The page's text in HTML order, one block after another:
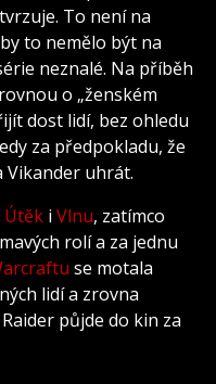
To není na
to nemělo být na
neznalé. Na příběh
o „ženském
dost lidí, bez ohledu
za předpokladu, že
uhrát.
Útěk i Vlnu, zatímco
rolí a za jednu
se motala
lidí a zrovna
půjde do kin za